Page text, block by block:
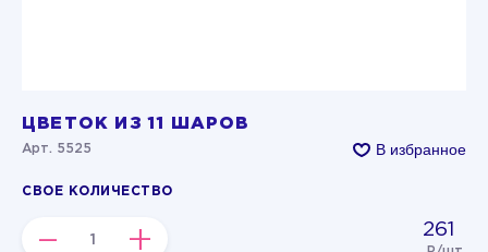
ЦВЕТОК ИЗ 11 ШАРОВ
Арт. 5525 В избранное
СВОЕ КОЛИЧЕСТВО
– + 261